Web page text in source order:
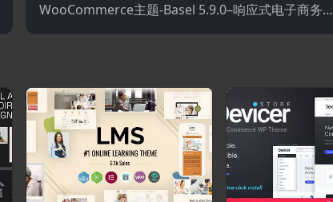
WooCommerce主题-Basel 5.9.0–响应式电子商务主
题